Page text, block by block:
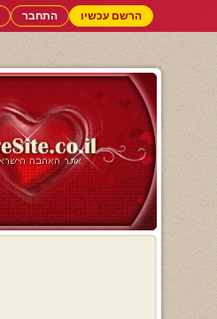
הרשם עכשיו התחבר